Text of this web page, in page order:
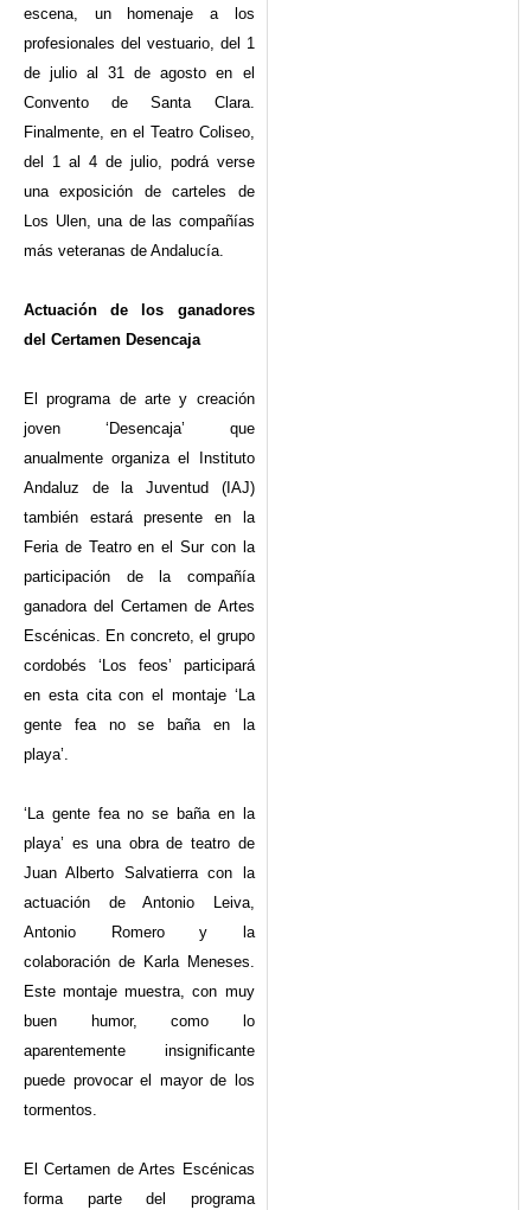
escena, un homenaje a los
profesionales del vestuario, del 1
de julio al 31 de agosto en el
Convento de Santa Clara.
Finalmente, en el Teatro Coliseo,
del 1 al 4 de julio, podrá verse
una exposición de carteles de
Los Ulen, una de las compañías
más veteranas de Andalucía.
Actuación de los ganadores
del Certamen Desencaja
El programa de arte y creación
joven ‘Desencaja’ que
anualmente organiza el Instituto
Andaluz de la Juventud (IAJ)
también estará presente en la
Feria de Teatro en el Sur con la
participación de la compañía
ganadora del Certamen de Artes
Escénicas. En concreto, el grupo
cordobés ‘Los feos’ participará
en esta cita con el montaje ‘La
gente fea no se baña en la
playa’.
‘La gente fea no se baña en la
playa’ es una obra de teatro de
Juan Alberto Salvatierra con la
actuación de Antonio Leiva,
Antonio Romero y la
colaboración de Karla Meneses.
Este montaje muestra, con muy
buen humor, como lo
aparentemente insignificante
puede provocar el mayor de los
tormentos.
El Certamen de Artes Escénicas
forma parte del programa